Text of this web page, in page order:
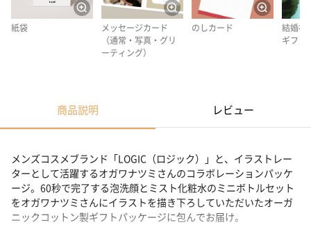
紙袋
メッセージカード
（通常・写真・グリ
ーティング）
のしカード
結婚祝
ギフト
商品説明 レビュー
メンズコスメブランド「LOGIC（ロジック）」と、イラストレー
ターとして活躍するオガワナツミさんのコラボレーションパッケ
ージ。60秒で完了する泡洗顔とミスト化粧水のミニボトルセット
をオガワナツミさんにイラストを描き下ろしていただいたオーガ
ニックコットン製ギフトパッケージに包んでお届け。